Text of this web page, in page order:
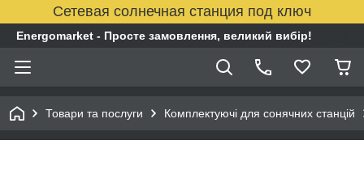
Сетевая солнечная станция под ключ
Energomarket - Просте замовлення, великий вибір!
Товари та послуги Комплектуючі для сонячних станцій